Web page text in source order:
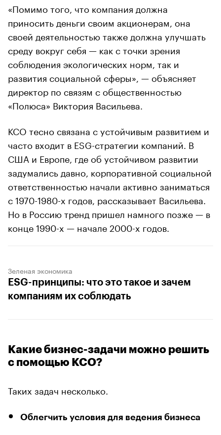
«Помимо того, что компания должна
приносить деньги своим акционерам, она
своей деятельностью также должна улучшать
среду вокруг себя — как с точки зрения
соблюдения экологических норм, так и
развития социальной сферы», — объясняет
директор по связям с общественностью
«Полюса» Виктория Васильева.
КСО тесно связана с устойчивым развитием и
часто входит в ESG-стратегии компаний. В
США и Европе, где об устойчивом развитии
задумались давно, корпоративной социальной
ответственностью начали активно заниматься
с 1970-1980-х годов, рассказывает Васильева.
Но в Россию тренд пришел намного позже — в
конце 1990-х — начале 2000-х годов.
Зеленая экономика
ESG-принципы: что это такое и зачем
компаниям их соблюдать
Какие бизнес-задачи можно решить
с помощью КСО?
Таких задач несколько.
Облегчить условия для ведения бизнеса